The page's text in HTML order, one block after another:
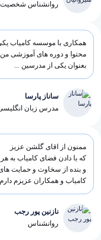
روانشناس شخصیت
همکاری با موسسه کامیاب یکی
محتوا و دوره های آموزشی من
بعنوان یکی از مدرسین ...
ساناز پارسا
مدرس زبان
ممنون از اقای گلشن عزیز
که با دادن فضای کامیاب به
و بنده از سخاوت و حمایت
کامیاب و همکاران عزیزم دارم
نازنین پور رجب
روانشناس